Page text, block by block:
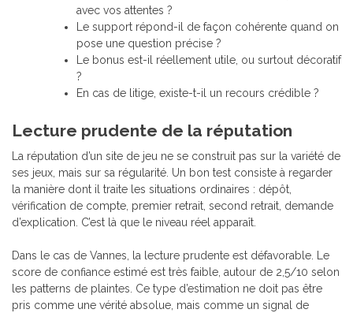
avec vos attentes ?
Le support répond-il de façon cohérente quand on
pose une question précise ?
Le bonus est-il réellement utile, ou surtout décoratif
?
En cas de litige, existe-t-il un recours crédible ?
Lecture prudente de la réputation
La réputation d’un site de jeu ne se construit pas sur la variété de
ses jeux, mais sur sa régularité. Un bon test consiste à regarder
la manière dont il traite les situations ordinaires : dépôt,
vérification de compte, premier retrait, second retrait, demande
d’explication. C’est là que le niveau réel apparaît.
Dans le cas de Vannes, la lecture prudente est défavorable. Le
score de confiance estimé est très faible, autour de 2,5/10 selon
les patterns de plaintes. Ce type d’estimation ne doit pas être
pris comme une vérité absolue, mais comme un signal de